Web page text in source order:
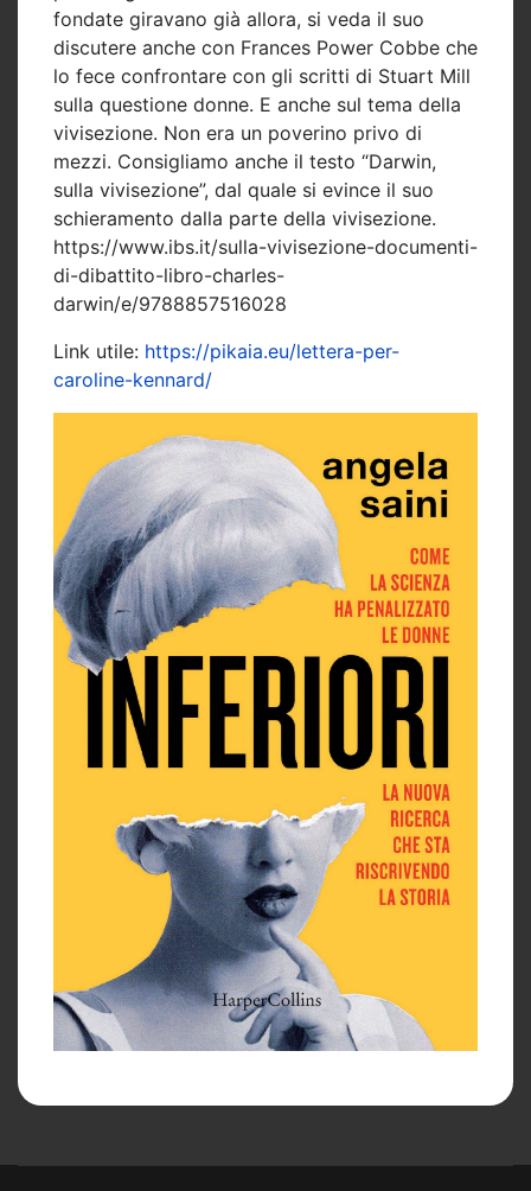
fondate giravano già allora, si veda il suo
discutere anche con Frances Power Cobbe che
lo fece confrontare con gli scritti di Stuart Mill
sulla questione donne. E anche sul tema della
vivisezione. Non era un poverino privo di
mezzi. Consigliamo anche il testo “Darwin,
sulla vivisezione”, dal quale si evince il suo
schieramento dalla parte della vivisezione.
https://www.ibs.it/sulla-vivisezione-documenti-
di-dibattito-libro-charles-
darwin/e/9788857516028
Link utile: https://pikaia.eu/lettera-per-
caroline-kennard/